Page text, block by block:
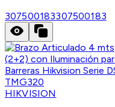
307500183307500183
HIKVISION